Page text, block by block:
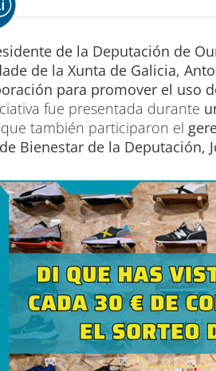
de la Deputación de
de la Xunta de Galicia,
para promover el uso
fue presentada durante
también participaron el
Bienestar de la Deputación,